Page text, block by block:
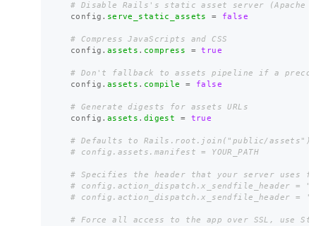
# Disable Rails's static asset server
config . serve_static_assets = false
# Compress JavaScripts and CSS
config . assets . compress = true
# Don't fallback to assets pipeline if a
config . assets . compile = false
# Generate digests for assets URLs
config . assets . digest = true
# Defaults to Rails.root.join("public/assets")
# config.assets.manifest = YOUR_PATH
# Specifies the header that your server uses
# config.action_dispatch.x_sendfile_header =
# config.action_dispatch.x_sendfile_header =
# Force all access to the app over SSL, use